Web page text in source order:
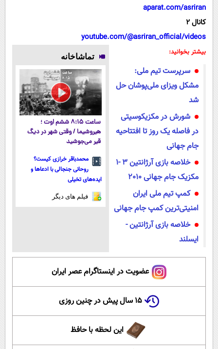
بین الملل
اجتماعی
حیات وحش
سیاست خارجی
aparat.com/asriran
کانال 2
youtube.com/@asriran_official/videos
بیشتر بخوانید:
سرپرست تیم ملی:
مشکل ویزای ملی‌پوشان حل
شد
شورش در مکزیکوسیتی
در فاصله یک روز تا افتتاحیه
جام جهانی
خلاصه بازی آرژانتین 3 -1
مکزیک جام جهانی 2010
کمپ تیم ملی ایران
امنیتی‌ترین کمپ جام جهانی
خلاصه بازی آرژانتین -
ایسلند
تماشاخانه
ساعت ۸:۱۵ ششم اوت ؛
هیروشیما / وقتی شهر در دیگ
قیر می‌جوشید
محمدباقر خرازی کیست؟
روحانی جنجالی با ادعاها و
ایده‌های تخیلی
فیلم های دیگر
عضویت در اینستاگرام عصر ایران
۱۵ سال پیش در چنین روزی
این لحظه با حافظ